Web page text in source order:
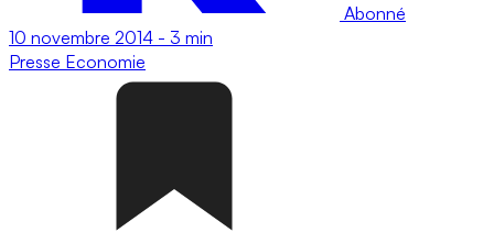
Abonné
10 novembre 2014 - 3 min
Presse Economie